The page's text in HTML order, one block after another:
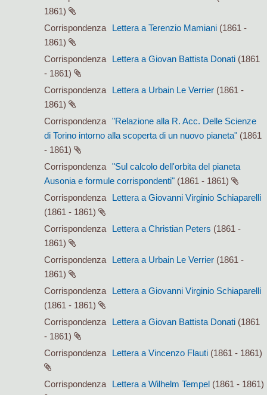
1861)
Corrispondenza
Lettera a Terenzio Mamiani (1861 -
1861)
Corrispondenza
Lettera a Giovan Battista Donati (1861
- 1861)
Corrispondenza
Lettera a Urbain Le Verrier (1861 -
1861)
Corrispondenza
"Relazione alla R. Acc. Delle Scienze
di Torino intorno alla scoperta di un nuovo pianeta" (1861
- 1861)
Corrispondenza
"Sul calcolo dell'orbita del pianeta
Ausonia e formule corrispondenti" (1861 - 1861)
Corrispondenza
Lettera a Giovanni Virginio Schiaparelli
(1861 - 1861)
Corrispondenza
Lettera a Christian Peters (1861 -
1861)
Corrispondenza
Lettera a Urbain Le Verrier (1861 -
1861)
Corrispondenza
Lettera a Giovanni Virginio Schiaparelli
(1861 - 1861)
Corrispondenza
Lettera a Giovan Battista Donati (1861
- 1861)
Corrispondenza
Lettera a Vincenzo Flauti (1861 - 1861)
Corrispondenza Lettera a Wilhelm Tempel (1861 - 1861)